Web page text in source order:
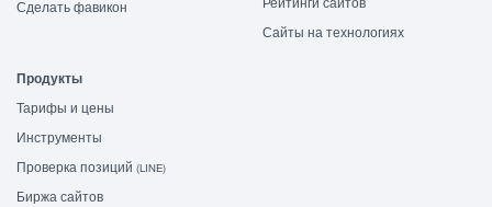
Сделать фавикон
Сайты на технологиях
Продукты
Тарифы и цены
Инструменты
Проверка позиций (LINE)
Биржа сайтов